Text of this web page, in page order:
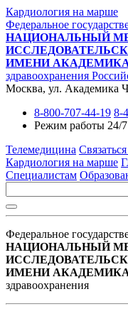
Кардиология на марше
Федеральное
НАЦИОНАЛЬНЫЙ
ИМЕНИ АКАДЕМИКА
здравоохранения
Москва, ул. Академика
8-800-707-44-19 8-
Режим работы 24/7
Телемедицина
Кардиология на марше
Специалистам
Федеральное
НАЦИОНАЛЬНЫЙ
ИМЕНИ АКАДЕМИКА
здравоохранения